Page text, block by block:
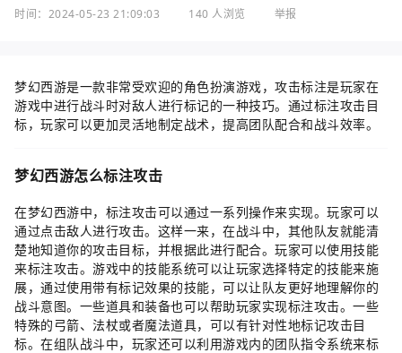
时间：2024-05-23 21:09:03 140 人浏览 举报
梦幻西游是一款非常受欢迎的角色扮演游戏，攻击标注是玩家在
游戏中进行战斗时对敌人进行标记的一种技巧。通过标注攻击目
标，玩家可以更加灵活地制定战术，提高团队配合和战斗效率。
梦幻西游怎么标注攻击
在梦幻西游中，标注攻击可以通过一系列操作来实现。玩家可以
通过点击敌人进行攻击。这样一来，在战斗中，其他队友就能清
楚地知道你的攻击目标，并根据此进行配合。玩家可以使用技能
来标注攻击。游戏中的技能系统可以让玩家选择特定的技能来施
展，通过使用带有标记效果的技能，可以让队友更好地理解你的
战斗意图。一些道具和装备也可以帮助玩家实现标注攻击。一些
特殊的弓箭、法杖或者魔法道具，可以有针对性地标记攻击目
标。在组队战斗中，玩家还可以利用游戏内的团队指令系统来标